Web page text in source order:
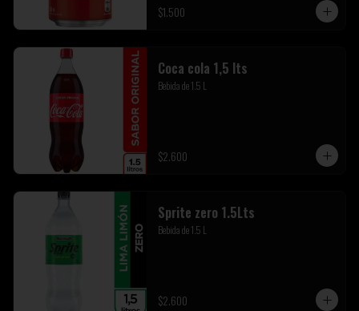
$1.500
Coca cola 1,5 lts
Bebida de 1.5 L
$2.600
Sprite zero 1.5Lts
Bebida de 1.5 L
$2.600